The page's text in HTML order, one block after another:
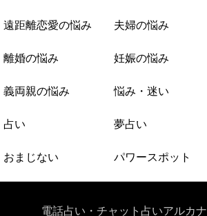
遠距離恋愛の悩み 夫婦の悩み
離婚の悩み 妊娠の悩み
義両親の悩み 悩み・迷い
占い 夢占い
おまじない パワースポット
電話占い・チャット占いアルカナ